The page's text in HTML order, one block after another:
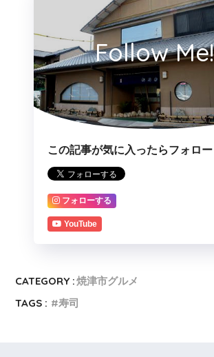
Follow Me!
この記事が気に入ったらフォロー
フォローする
YouTube
CATEGORY :焼津市グルメ
TAGS :
寿司